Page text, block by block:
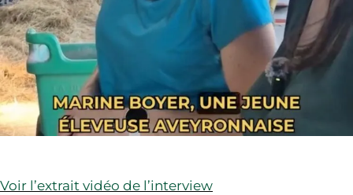
Voir l’extrait vidéo de l’interview